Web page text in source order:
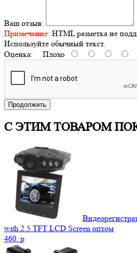
Ваш отзыв:
Примечание: HTML разметка не
Используйте обычный текст.
Оценка: Плохо
Продолжить
С ЭТИМ ТОВАРОМ
with 2.5 TFT LCD Screen оптом
460. p